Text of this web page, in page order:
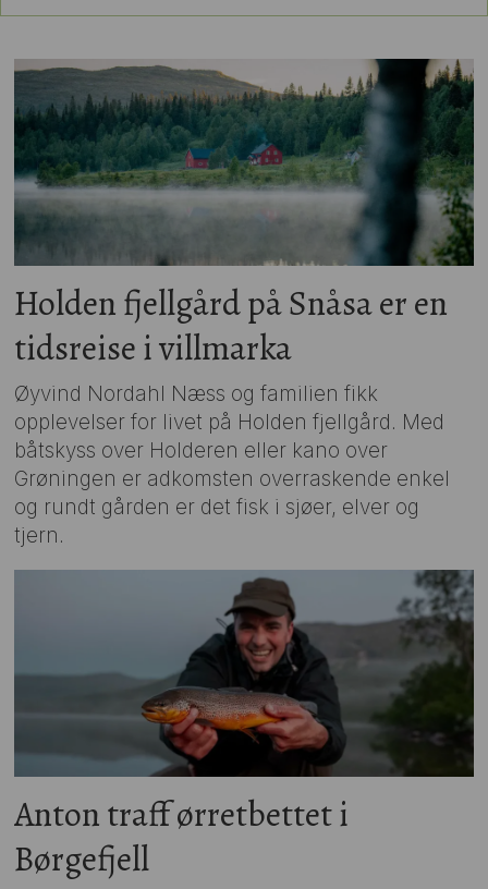
Holden fjellgård på Snåsa er en
tidsreise i villmarka
Øyvind Nordahl Næss og familien fikk
opplevelser for livet på Holden fjellgård. Med
båtskyss over Holderen eller kano over
Grøningen er adkomsten overraskende enkel
og rundt gården er det fisk i sjøer, elver og
tjern.
Anton traff ørretbettet i
Børgefjell